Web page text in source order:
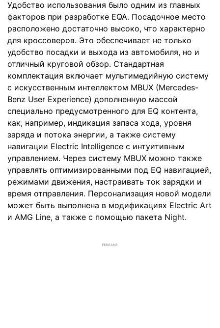
Удобство использования было одним из главных
факторов при разработке EQA. Посадочное место
расположено достаточно высоко, что характерно
для кроссоверов. Это обеспечивает не только
удобство посадки и выхода из автомобиля, но и
отличный круговой обзор. Стандартная
комплектация включает мультимедийную систему
с искусственным интеллектом MBUX (Mercedes-
Benz User Experience) дополненную массой
специально предусмотренного для EQ контента,
как, например, индикация запаса хода, уровня
заряда и потока энергии, а также систему
навигации Electric Intelligence с интуитивным
управлением. Через систему MBUX можно также
управлять оптимизированными под EQ навигацией,
режимами движения, настраивать ток зарядки и
время отправления. Персонализация новой модели
может быть выполнена в модификациях Electric Art
и AMG Line, а также с помощью пакета Night.
РЕКЛАМА